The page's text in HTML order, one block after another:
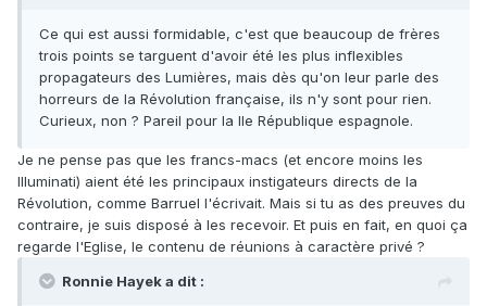
Ce qui est aussi formidable, c'est que beaucoup de frères
trois points se targuent d'avoir été les plus inflexibles
propagateurs des Lumières, mais dès qu'on leur parle des
horreurs de la Révolution française, ils n'y sont pour rien.
Curieux, non ? Pareil pour la IIe République espagnole.
Je ne pense pas que les francs-macs (et encore moins les
Illuminati) aient été les principaux instigateurs directs de la
Révolution, comme Barruel l'écrivait. Mais si tu as des preuves du
contraire, je suis disposé à les recevoir. Et puis en fait, en quoi ça
regarde l'Eglise, le contenu de réunions à caractère privé ?
Ronnie Hayek a dit :